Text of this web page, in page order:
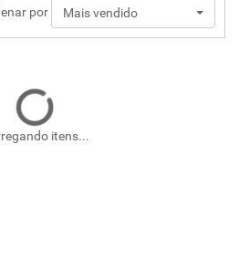
por Mais vendido
itens...